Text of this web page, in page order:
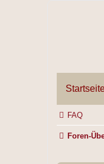
FAQ
Foren-